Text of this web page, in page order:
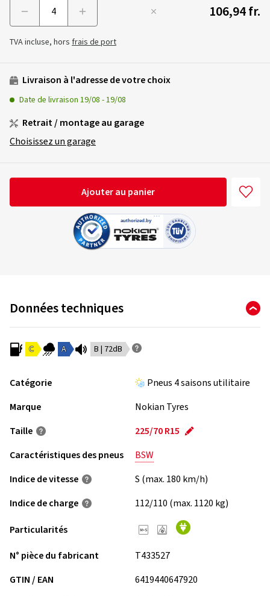
106,94 fr.
TVA incluse, hors frais de port
Livraison à l'adresse de votre choix
Date de livraison 19/08 -19/08
Retrait / montage au garage
Choisissez un garage
Ajouter au panier
Données techniques
C A B | 72dB
Catégorie
Pneus 4 saisons utilitaire
Marque
Nokian Tyres
Taille
225/70 R15
Caractéristiques des pneus
BSW
Indice de vitesse
S (max. 180 km/h)
Indice de charge
112/110 (max. 1120 kg)
Particularités
N° pièce du fabricant
T433527
GTIN / EAN
6419440647920